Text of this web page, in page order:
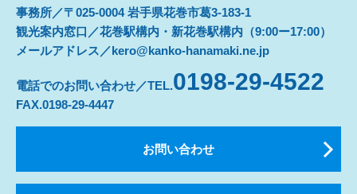
事務所／〒025-0004 岩手県花巻市葛3-183-1
観光案内窓口／花巻駅構内・新花巻駅構内（9:00ー17:00）
メールアドレス／kero@kanko-hanamaki.ne.jp
電話でのお問い合わせ／TEL.0198-29-4522
FAX.0198-29-4447
お問い合わせ